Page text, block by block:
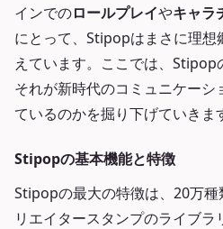
インでのロールプレイやキャラ
にとって、Stipopはまさに理想
えています。ここでは、
それが新時代のコミュニケー
ているのかを掘り下げていきま
Stipopの基本機能と特徴
Stipopの最大の特徴は、20万種
リエイタースタンプのライブラ